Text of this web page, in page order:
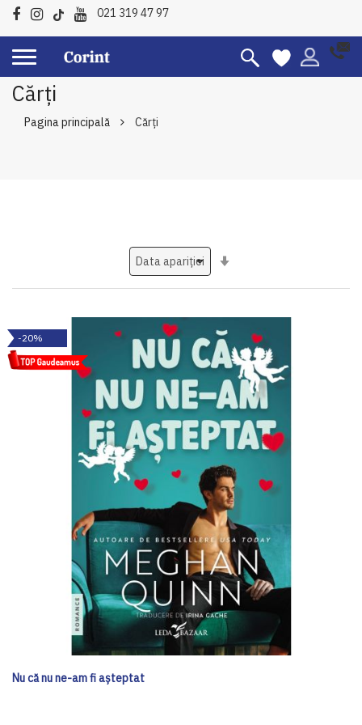
021 319 47 97
Cărți
Pagina principală Cărți
-20%
Nu că nu ne-am fi așteptat